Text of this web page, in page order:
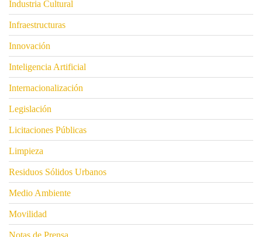
Industria Cultural
Infraestructuras
Innovación
Inteligencia Artificial
Internacionalización
Legislación
Licitaciones Públicas
Limpieza
Residuos Sólidos Urbanos
Medio Ambiente
Movilidad
Notas de Prensa